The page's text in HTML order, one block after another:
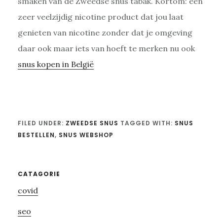
zeer veelzijdig nicotine product dat jou laat
genieten van nicotine zonder dat je omgeving
daar ook maar iets van hoeft te merken nu ook
snus kopen in België
FILED UNDER: ZWEEDSE SNUS TAGGED WITH: SNUS
BESTELLEN, SNUS WEBSHOP
Primary
Sidebar
CATAGORIE
covid
seo